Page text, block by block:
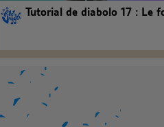
Tutorial de diabolo 17 : Le